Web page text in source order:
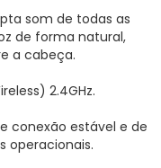
som de todas as
de forma natural,
a cabeça.
2.4GHz.
conexão estável e de
operacionais.